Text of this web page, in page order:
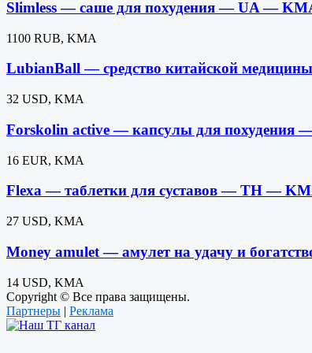
Slimless — саше для похудения — UA —
1100 RUB, KMA
LubianBall — средство китайской
32 USD, KMA
Forskolin active — капсулы для
16 EUR, KMA
Flexa — таблетки для суставов — TH —
27 USD, KMA
Money amulet — амулет на удачу и
14 USD, KMA
Copyright © Все права защищены.
Партнеры | Реклама